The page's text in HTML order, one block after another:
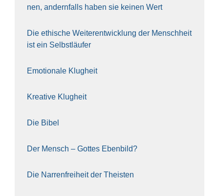
nen, andern­falls haben sie kei­nen Wert
Die ethi­sche Wei­ter­ent­wick­lung der Mensch­heit
ist ein Selbst­läu­fer
Emo­tio­na­le Klug­heit
Krea­ti­ve Klug­heit
Die Bibel
Der Mensch – Got­tes Eben­bild?
Die Nar­ren­frei­heit der The­is­ten